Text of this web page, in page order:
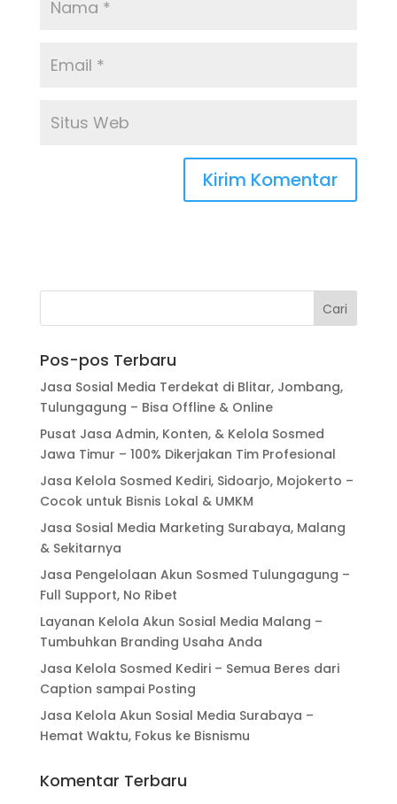
Pos-pos Terbaru
Jasa Sosial Media Terdekat di Blitar, Jombang,
Tulungagung – Bisa Offline & Online
Pusat Jasa Admin, Konten, & Kelola Sosmed
Jawa Timur – 100% Dikerjakan Tim Profesional
Jasa Kelola Sosmed Kediri, Sidoarjo, Mojokerto –
Cocok untuk Bisnis Lokal & UMKM
Jasa Sosial Media Marketing Surabaya, Malang
& Sekitarnya
Jasa Pengelolaan Akun Sosmed Tulungagung –
Full Support, No Ribet
Layanan Kelola Akun Sosial Media Malang –
Tumbuhkan Branding Usaha Anda
Jasa Kelola Sosmed Kediri – Semua Beres dari
Caption sampai Posting
Jasa Kelola Akun Sosial Media Surabaya –
Hemat Waktu, Fokus ke Bisnismu
Komentar Terbaru